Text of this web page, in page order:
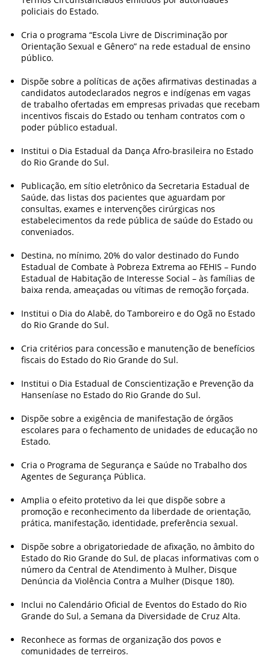
policiais do Estado.
Cria o programa “Escola Livre de Discriminação por
Orientação Sexual e Gênero” na rede estadual de ensino
público.
Dispõe sobre a políticas de ações afirmativas destinadas a
candidatos autodeclarados negros e indígenas em vagas
de trabalho ofertadas em empresas privadas que recebam
incentivos fiscais do Estado ou tenham contratos com o
poder público estadual.
Institui o Dia Estadual da Dança Afro-brasileira no Estado
do Rio Grande do Sul.
Publicação, em sítio eletrônico da Secretaria Estadual de
Saúde, das listas dos pacientes que aguardam por
consultas, exames e intervenções cirúrgicas nos
estabelecimentos da rede pública de saúde do Estado ou
conveniados.
Destina, no mínimo, 20% do valor destinado do Fundo
Estadual de Combate à Pobreza Extrema ao FEHIS – Fundo
Estadual de Habitação de Interesse Social – às famílias de
baixa renda, ameaçadas ou vítimas de remoção forçada.
Institui o Dia do Alabê, do Tamboreiro e do Ogã no Estado
do Rio Grande do Sul.
Cria critérios para concessão e manutenção de benefícios
fiscais do Estado do Rio Grande do Sul.
Institui o Dia Estadual de Conscientização e Prevenção da
Hanseníase no Estado do Rio Grande do Sul.
Dispõe sobre a exigência de manifestação de órgãos
escolares para o fechamento de unidades de educação no
Estado.
Cria o Programa de Segurança e Saúde no Trabalho dos
Agentes de Segurança Pública.
Amplia o efeito protetivo da lei que dispõe sobre a
promoção e reconhecimento da liberdade de orientação,
prática, manifestação, identidade, preferência sexual.
Dispõe sobre a obrigatoriedade de afixação, no âmbito do
Estado do Rio Grande do Sul, de placas informativas com o
número da Central de Atendimento à Mulher, Disque
Denúncia da Violência Contra a Mulher (Disque 180).
Inclui no Calendário Oficial de Eventos do Estado do Rio
Grande do Sul, a Semana da Diversidade de Cruz Alta.
Reconhece as formas de organização dos povos e
comunidades de terreiros.